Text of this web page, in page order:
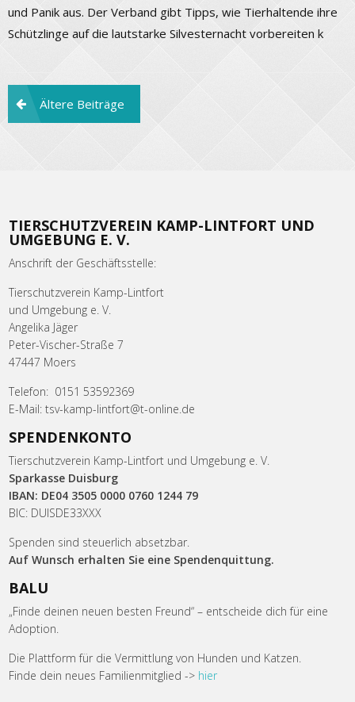
und Panik aus. Der Verband gibt Tipps, wie Tierhaltende ihre
Schützlinge auf die lautstarke Silvesternacht vorbereiten k
Beitragsnavigation
Ältere Beiträge
TIERSCHUTZVEREIN KAMP-LINTFORT UND
UMGEBUNG E. V.
Anschrift der Geschäftsstelle:
Tierschutzverein Kamp-Lintfort
und Umgebung e. V.
Angelika Jäger
Peter-Vischer-Straße 7
47447 Moers
Telefon: 0151 53592369
E-Mail: tsv-kamp-lintfort@t-online.de
SPENDENKONTO
Tierschutzverein Kamp-Lintfort und Umgebung e. V.
Sparkasse Duisburg
IBAN: DE04 3505 0000 0760 1244 79
BIC: DUISDE33XXX
Spenden sind steuerlich absetzbar.
Auf Wunsch erhalten Sie eine Spendenquittung.
BALU
„Finde deinen neuen besten Freund“ – entscheide dich für eine
Adoption.
Die Plattform für die Vermittlung von Hunden und Katzen.
Finde dein neues Familienmitglied -> hier